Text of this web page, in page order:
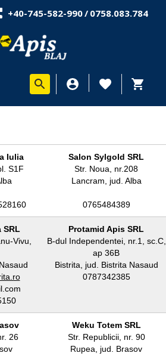
+40-745-582-990/ 0758.083.784
Iulia
S1F
Salon Sylgold SRL
Str. Noua, nr.208
Lancram, jud. Alba
0765484389
SRL
Vivu,
Protamid Apis SRL
B-dul Independentei, nr.1, sc.C,
ap 36B
Bistrita, jud. Bistrita Nasaud
0787342385
26
Weku Totem SRL
Str. Republicii, nr. 90
Rupea, jud. Brasov